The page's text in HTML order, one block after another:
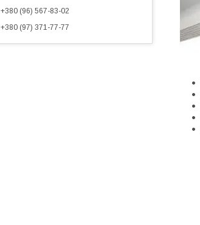
+380 (96) 567-83-02
+380 (97) 371-77-77